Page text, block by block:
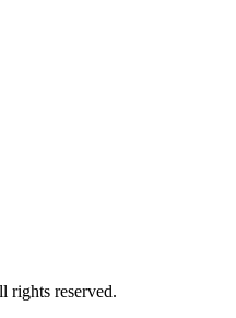
rights reserved.